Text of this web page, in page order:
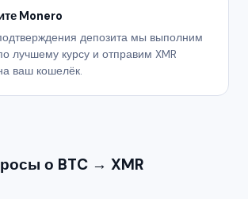
Monero
депозита мы выполним
лучшему курсу и отправим XMR
ваш кошелёк.
о BTC → XMR